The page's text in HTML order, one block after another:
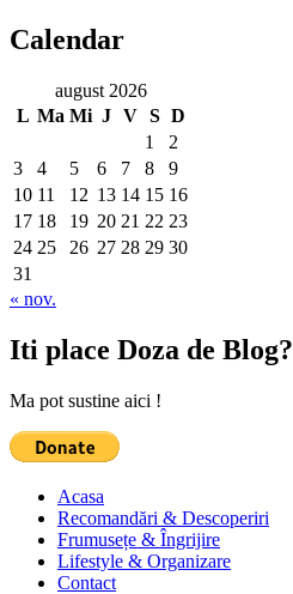
Calendar
august 2026
L Ma Mi J V S D
1
2
3
4 5 6 7 8
9
10 11 12 13 14 15 16
17 18 19 20 21 22 23
24 25 26 27 28 29 30
31
« nov.
Iti place Doza de Blog?
Ma pot sustine aici !
Acasa
Recomandări & Descoperiri
Frumusețe & Îngrijire
Lifestyle & Organizare
Contact